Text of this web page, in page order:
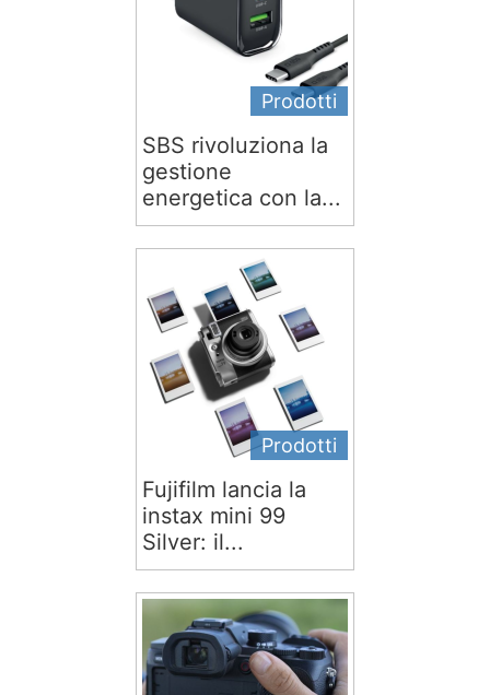
Prodotti
SBS rivoluziona la
gestione
energetica con la...
Prodotti
Fujifilm lancia la
instax mini 99
Silver: il...